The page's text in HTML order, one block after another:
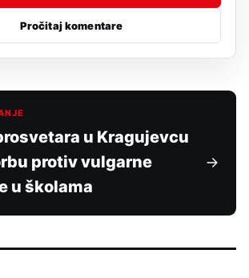
Pročitaj komentare
u Kragujevcu
protiv vulgarne
u školama